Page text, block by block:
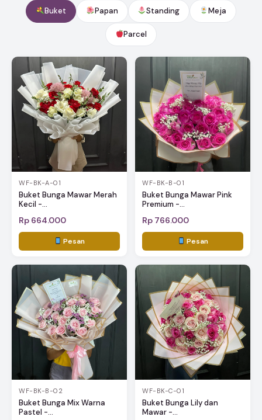
Buket Papan Standing Meja
Parcel
WF-BK-A-01
Buket Bunga Mawar Merah
Kecil -...
Rp 664.000
Pesan
WF-BK-B-01
Buket Bunga Mawar Pink
Premium -...
Rp 766.000
Pesan
WF-BK-B-02
Buket Bunga Mix Warna
Pastel -...
WF-BK-C-01
Buket Bunga Lily dan
Mawar -...